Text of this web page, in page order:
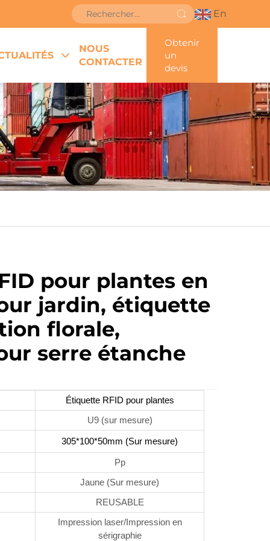
En
NOUS
CONTACTER
Obtenir
un
devis
pour plantes en
jardin, étiquette
florale,
serre étanche
Étiquette RFID pour plantes
U9 (sur mesure)
305*100*50mm (Sur mesure)
Pp
Jaune (Sur mesure)
REUSABLE
Impression laser/Impression en
sérigraphie